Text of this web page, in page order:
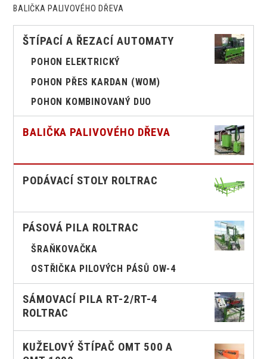
BALIČKA PALIVOVÉHO DŘEVA
ŠTÍPACÍ A ŘEZACÍ AUTOMATY
POHON ELEKTRICKÝ
POHON PŘES KARDAN (WOM)
POHON KOMBINOVANÝ DUO
BALIČKA PALIVOVÉHO DŘEVA
PODÁVACÍ STOLY ROLTRAC
PÁSOVÁ PILA ROLTRAC
ŠRAŇKOVAČKA
OSTŘIČKA PILOVÝCH PÁSŮ OW-4
SÁMOVACÍ PILA RT-2/RT-4
ROLTRAC
KUŽELOVÝ ŠTÍPAČ OMT 500 A